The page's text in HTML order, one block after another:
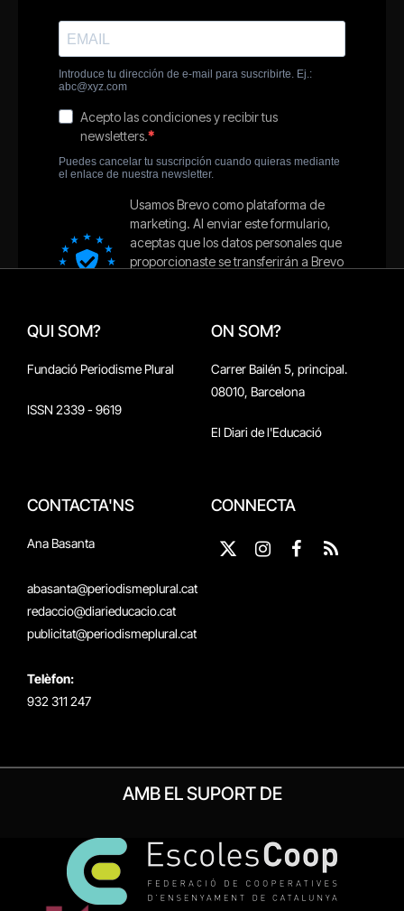
QUI SOM?
Fundació Periodisme Plural
ISSN 2339 - 9619
ON SOM?
Carrer Bailén 5, principal.
08010, Barcelona
El Diari de l'Educació
CONTACTA'NS
Ana Basanta
abasanta@periodismeplural.cat
redaccio@diarieducacio.cat
publicitat@periodismeplural.cat
Telèfon:
932 311 247
CONNECTA
X
Instagram
Facebook
RSS
AMB EL SUPORT DE